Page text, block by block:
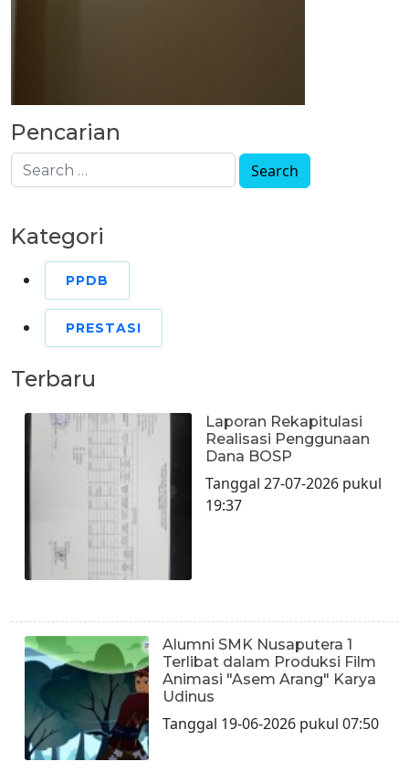
Pencarian
Kategori
PPDB
PRESTASI
Terbaru
Laporan Rekapitulasi
Realisasi Penggunaan
Dana BOSP
Tanggal 27-07-2026 pukul
19:37
Alumni SMK Nusaputera 1
Terlibat dalam Produksi Film
Animasi "Asem Arang" Karya
Udinus
Tanggal 19-06-2026 pukul 07:50